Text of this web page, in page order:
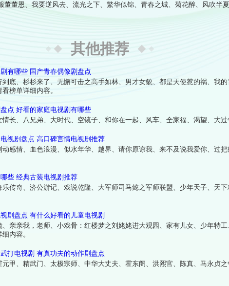
董恩、我要逆风去、流光之下、繁华似锦、青春之城、菊花醉、风吹半
其他推荐
有哪些 国产青春偶像剧盘点
底、杉杉来了、无懈可击之高手如林、男才女貌、都是天使惹的祸、我
榜单详细内容。
点 好看的家庭电视剧有哪些
长、八兄弟、大时代、空镜子、和你在一起、风车、全家福、渴望、大过
视剧盘点 高口碑言情电视剧推荐
感情、血色浪漫、似水年华、越界、请你原谅我、来不及说我爱你、过
些 经典古装电视剧推荐
传奇、济公游记、戏说乾隆、大军师司马懿之军师联盟、少年天子、天
剧盘点 有什么好看的儿童电视剧
亲亲我，老师、小戏骨：红楼梦之刘姥姥进大观园、家有儿女、少年特
内容。
打电视剧 有真功夫的动作剧盘点
甲、精武门、太极宗师、中华大丈夫、霍东阁、洪熙官、陈真、马永贞